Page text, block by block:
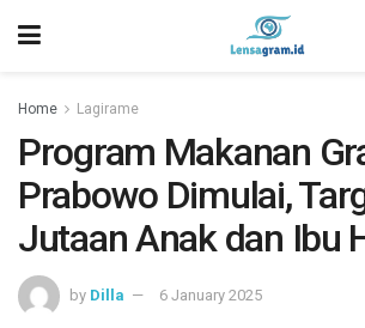
Home Lagirame
Program Makanan
Prabowo Dimulai,
Jutaan Anak dan Ibu
by Dilla 6 January 2025